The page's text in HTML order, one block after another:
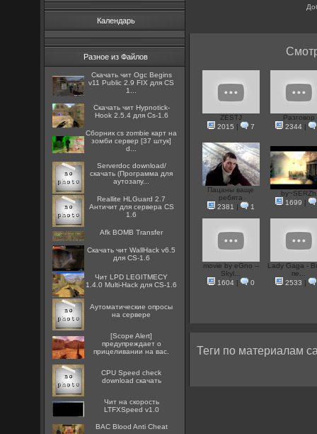
Календарь
Разное из Файлов
Скачать чит Ogc Begins
v11 Public 2.9 FIX для CS
1...
Скачать чит Hypnotick-
Hook 2.5.4 для Cs-1.6
Сборник cs zombie карт на
зомби сервер [37 штук]
d...
Serverdoc download/
скачать (Программа для
аутозапу...
Reallite HLGuard 2.7
Aнтичит для сервера CS
1.6
Afk BOMB Transfer
Скачать чит WallHack v6.5
для CS-1.6
Чит LPD LEGITMECY
1.4.0 Multi-Hack для CS-1.6
Аутоматические опросы
на сервере
[Scope Alert]
предупреждает о
прицеливании на вас.
CPU Speed check
download скачать
Чит на скорость
LTFXSpeed v1.0
BAC Blood Anti Cheat
ZESTJ
2015 | 7
Разговор
2344|
Пацаны ваще
ребята
2381 | 1
by~SERZh
1699 |
movie by eGno --
Skyl...
1604| 0
Lady Gaga -
пе...
2533 |
Теги по материалам